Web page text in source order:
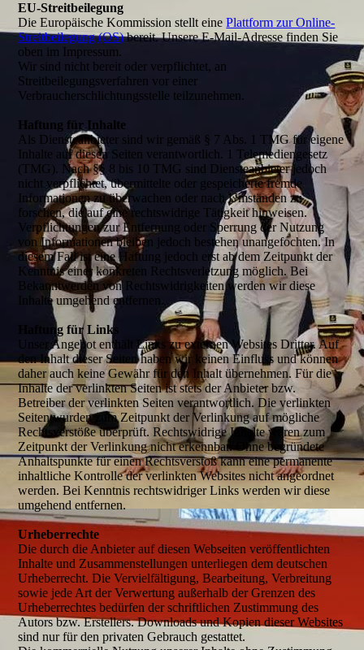
EU-Streitbeilegung
Die Europäische Kommission stellt einePlattform zur Online-
Streitbeilegung (OS)bereit. Unsere E-Mail-Adresse finden Sie
oben im Impressum.
Wir sind nicht bereit oder verpflichtet, an
Streitbeilegungsverfahren vor einer
Verbraucherschlichtungsstelle teilzunehmen.
Haftung für Inhalte
Als Diensteanbieter sind wir gemäß § 7 Abs. 1 TMG für eigene
Inhalte auf diesen Seiten verantwortlich. 1 Telemediengesetz
(TMG). Nach §§ 8 bis 10 TMG sind Diensteanbieter jedoch
nicht verpflichtet, übermittelte oder gespeicherte fremde
Informationen zu überwachen oder nach Umständen zu
forschen, die auf eine rechtswidrige Tätigkeit hinweisen.
Verpflichtungen zur Entfernung oder Sperrung der Nutzung
von Informationen bleiben jedoch bestehen unangefochten. In
diesem Fall ist eine Haftung jedoch erst ab dem Zeitpunkt der
Kenntnis einer konkreten Rechtsverletzung möglich. Bei
Bekanntwerden von Rechtswidrigkeiten werden wir diese
Inhalte umgehend entfernen.
Haftung für Links
Unser Angebot enthält Links zu externen Websites Dritter. Auf
den Inhalt dieser Seiten haben wir keinen Einfluss und können
daher auch keine Gewähr für den Inhalt übernehmen. Für die
Inhalte der verlinkten Seiten ist stets der Anbieter bzw.
Betreiber der verlinkten Seiten verantwortlich. Die verlinkten
Seiten wurden zum Zeitpunkt der Verlinkung auf mögliche
Rechtsverstöße überprüft. Rechtswidrige Inhalte waren zum
Zeitpunkt der Verlinkung nicht erkennbar. Ohne begründete
Anhaltspunkte für einen Rechtsverstoß kann eine permanente
inhaltliche Kontrolle der verlinkten Websites nicht angeordnet
werden. Bei Kenntnis rechtswidriger Links werden wir diese
umgehend entfernen.
Urheberrechte
Die durch die Anbieter auf diesen Webseiten veröffentlichten
Inhalte und Zusammenstellungen unterliegen dem deutschen
Urheberrecht. Die Vervielfältigung, Bearbeitung, Verbreitung
sowie jede Art der Verwertung außerhalb der Grenzen des
Urheberrechtes bedürfen der schriftlichen Zustimmung des
Autors bzw. Erstellers. Downloads und Kopien dieser Websites
sind nur für den privaten Gebrauch gestattet.